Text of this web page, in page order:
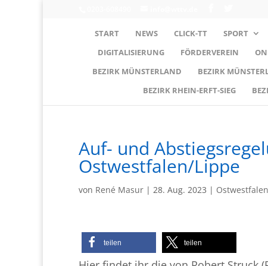
START NEWS CLICK-TT SPORT
DIGITALISIERUNG
FÖRDERVEREIN
BEZIRK MÜNSTERLAND
BEZIRK
BEZIRK RHEIN-ERFT-SIEG
Auf- und
Ostwestfalen/Lippe
von René Masur | 28. Aug. 2023 |
teilen teilen